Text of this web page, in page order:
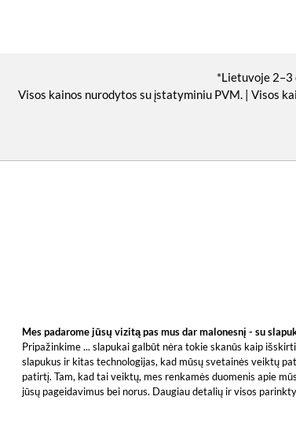
*Lietuvoje 2–3
Visos kainos nurodytos su įstatyminiu PVM. | Visos
Mes padarome jūsų vizitą pas mus dar malonesnį - su
Pripažinkime ... slapukai galbūt nėra tokie skanūs kaip
slapukus ir kitas technologijas, kad mūsų svetainės veiktų
patirtį. Tam, kad tai veiktų, mes renkamės duomenis apie
jūsų pageidavimus bei norus. Daugiau detalių ir visos